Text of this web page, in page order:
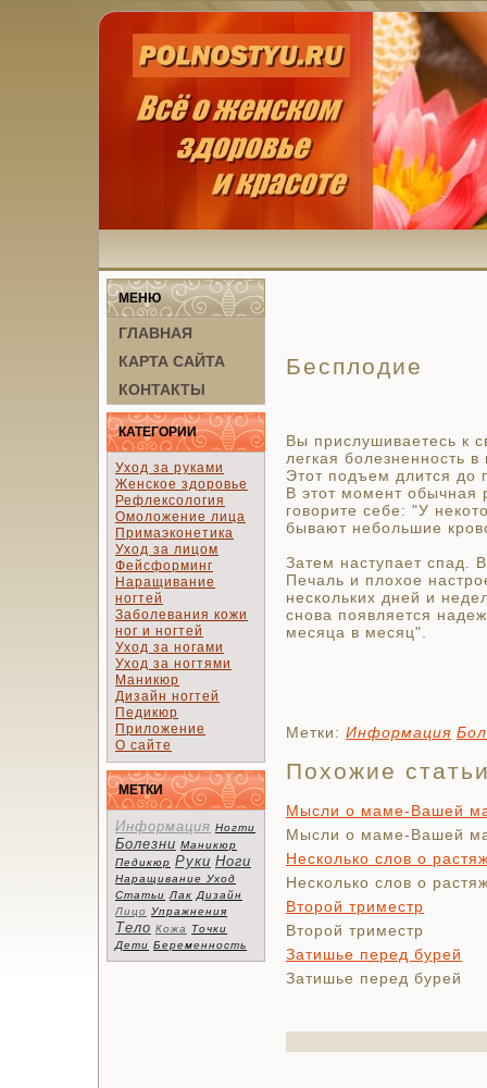
МЕНЮ
ГЛАВНАЯ
КАРТА САЙТА
КОНТАКТЫ
КАТЕГОРИИ
Уход за руками
Женское здоровье
Рефлексология
Омоложение лица
Примаэконетика
Уход за лицом
Фейсформинг
Наращивание
ногтей
Заболевания кожи
ног и ногтей
Уход за ногами
Уход за ногтями
Маникюр
Дизайн ногтей
Педикюр
Приложение
О сайте
МЕТКИ
Информация Ногти
Болезни Маникюр
Педикюр Руки Ноги
Наращивание Уход
Статьи Лак Дизайн
Лицо Упражнения
Тело Кожа
Точки
Дети Беременность
Бесплодие
Вы прислушиваетесь к
легкая болезненность
Этот подъем длится до
В этот момент обычная
говорите себе: "У
бывают небольшие
Затем наступает спад.
Печаль и плохое
нескольких дней и
снова появляется
месяца в месяц".
Метки: Информация
Похожие
Мысли о маме-Вашей
Мысли о маме-Вашей
Несколько слов о
Несколько слов о
Второй триместр
Второй триместр
Затишье перед бурей
Затишье перед бурей